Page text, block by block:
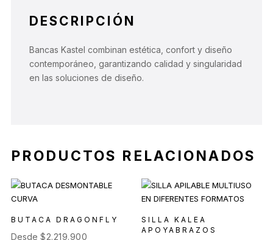
DESCRIPCIÓN
Bancas Kastel combinan estética, confort y diseño
contemporáneo, garantizando calidad y singularidad
en las soluciones de diseño.
PRODUCTOS RELACIONADOS
BUTACA DRAGONFLY
Desde $2.219.900
SILLA KALEA
APOYABRAZOS